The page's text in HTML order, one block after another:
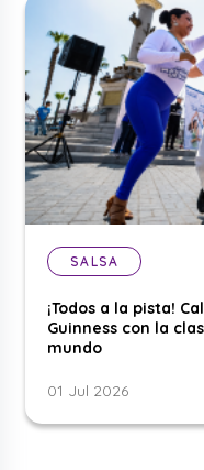
SALSA
¡Todos a la pista!
Guinness con la
mundo
01 Jul 2026